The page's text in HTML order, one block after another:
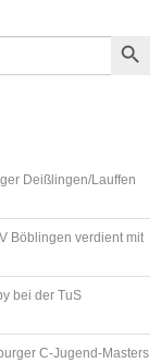
Search Button
Deißlingen/Lauffen
Böblingen verdient mit
bei der TuS
C-Jugend-Masters